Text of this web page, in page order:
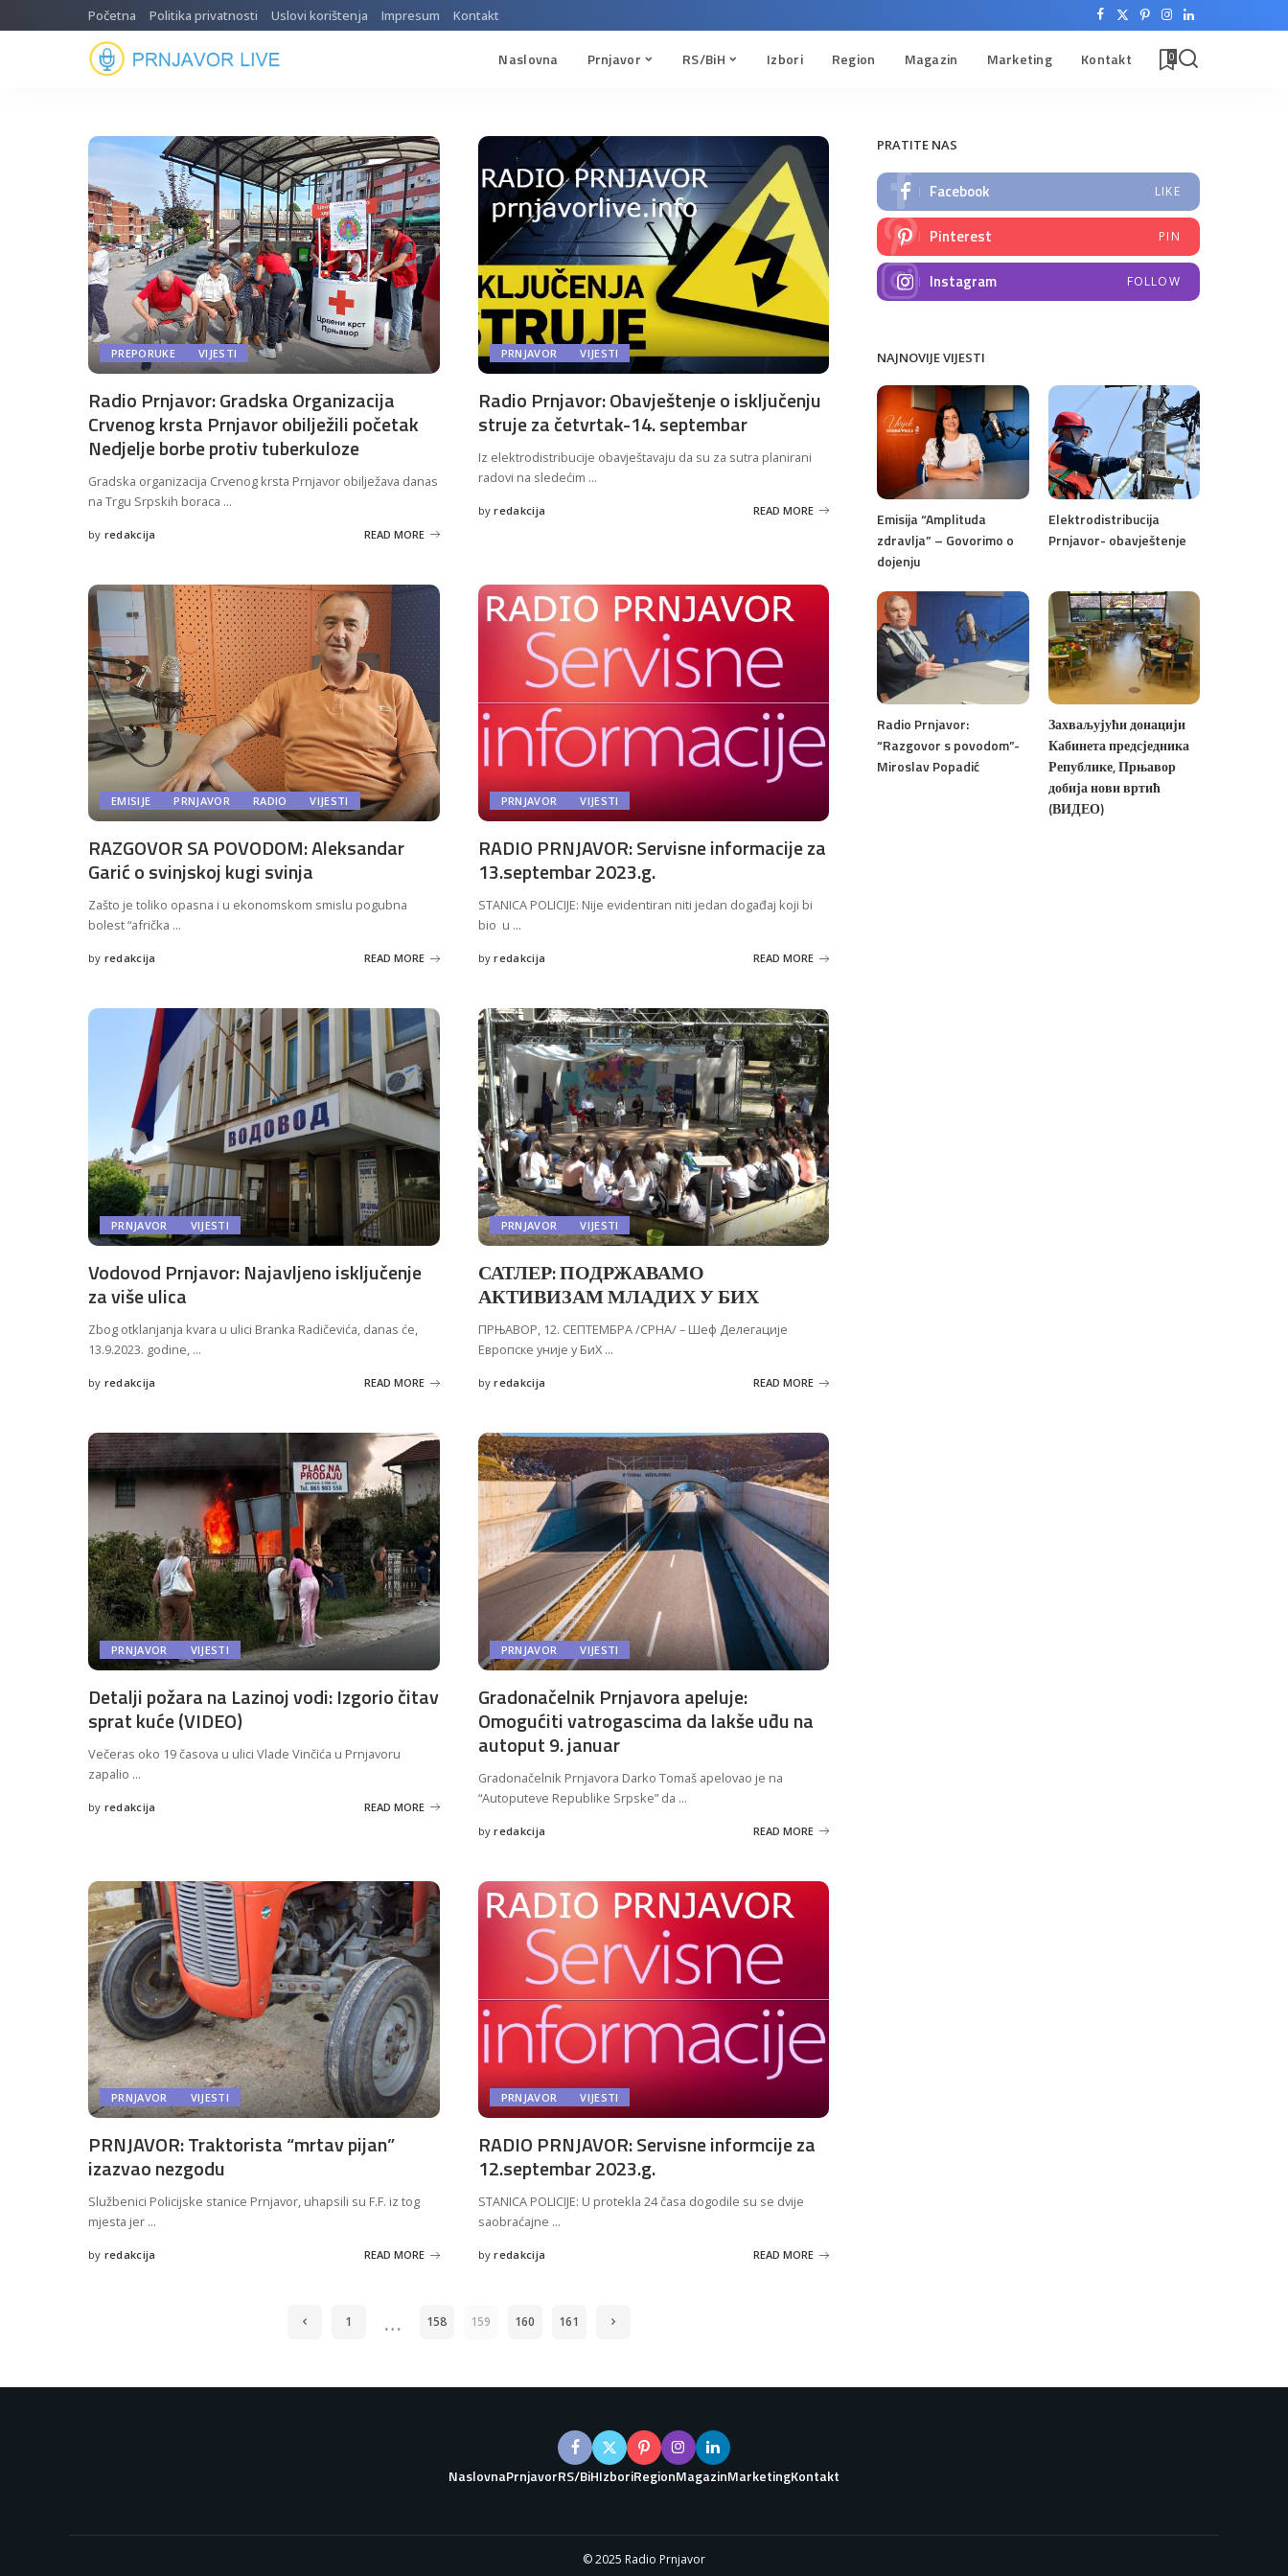
Početna Politika privatnosti Uslovi korištenja Impresum Kontakt
Naslovna Prnjavor RS/BiH Izbori Region Magazin Marketing Kontakt 0
PREPORUKE VIJESTI
Radio Prnjavor: Gradska Organizacija
Crvenog krsta Prnjavor obilježili početak
Nedjelje borbe protiv tuberkuloze
Gradska organizacija Crvenog krsta Prnjavor obilježava danas
na Trgu Srpskih boraca ...
Posted
by redakcija READ MORE
PRNJAVOR VIJESTI
Radio Prnjavor: Obavještenje o isključenju
struje za četvrtak-14. septembar
Iz elektrodistribucije obavještavaju da su za sutra planirani
radovi na sledećim ...
Posted
by redakcija READ MORE
EMISIJE PRNJAVOR RADIO VIJESTI
RAZGOVOR SA POVODOM: Aleksandar
Garić o svinjskoj kugi svinja
Zašto je toliko opasna i u ekonomskom smislu pogubna
bolest “afrička ...
Posted
by redakcija READ MORE
PRNJAVOR VIJESTI
RADIO PRNJAVOR: Servisne informacije za
13.septembar 2023.g.
STANICA POLICIJE: Nije evidentiran niti jedan događaj koji bi
bio u ...
Posted
by redakcija READ MORE
PRNJAVOR VIJESTI
Vodovod Prnjavor: Najavljeno isključenje
za više ulica
Zbog otklanjanja kvara u ulici Branka Radičevića, danas će,
13.9.2023. godine, ...
Posted
by redakcija READ MORE
PRNJAVOR VIJESTI
САТЛЕР: ПОДРЖАВАМО
АКТИВИЗАМ МЛАДИХ У БИХ
ПРЊАВОР, 12. СЕПТЕМБРА /СРНА/ – Шеф Делегације
Европске уније у БиХ ...
Posted
by redakcija READ MORE
PRNJAVOR VIJESTI
Detalji požara na Lazinoj vodi: Izgorio čitav
sprat kuće (VIDEO)
Večeras oko 19 časova u ulici Vlade Vinčića u Prnjavoru
zapalio ...
Posted
by redakcija READ MORE
PRNJAVOR VIJESTI
Gradonačelnik Prnjavora apeluje:
Omogućiti vatrogascima da lakše uđu na
autoput 9. januar
Gradonačelnik Prnjavora Darko Tomaš apelovao je na
“Autoputeve Republike Srpske” da ...
Posted
by redakcija READ MORE
PRNJAVOR VIJESTI
PRNJAVOR: Traktorista “mrtav pijan”
izazvao nezgodu
Službenici Policijske stanice Prnjavor, uhapsili su F.F. iz tog
mjesta jer ...
Posted
by redakcija READ MORE
PRNJAVOR VIJESTI
RADIO PRNJAVOR: Servisne informcije za
12.septembar 2023.g.
STANICA POLICIJE: U protekla 24 časa dogodile su se dvije
saobraćajne ...
Posted
by redakcija READ MORE
1 … 158 159 160 161
PRATITE NAS
Facebook LIKE
Pinterest PIN
Instagram FOLLOW
NAJNOVIJE VIJESTI
Emisija “Amplituda
zdravlja” – Govorimo o
dojenju
Elektrodistribucija
Prnjavor- obavještenje
Radio Prnjavor:
“Razgovor s povodom”-
Miroslav Popadić
Захваљујући донацији
Кабинета предсједника
Републике, Прњавор
добија нови вртић
(ВИДЕО)
NaslovnaPrnjavorRS/BiHIzboriRegionMagazinMarketingKontakt
© 2025 Radio Prnjavor